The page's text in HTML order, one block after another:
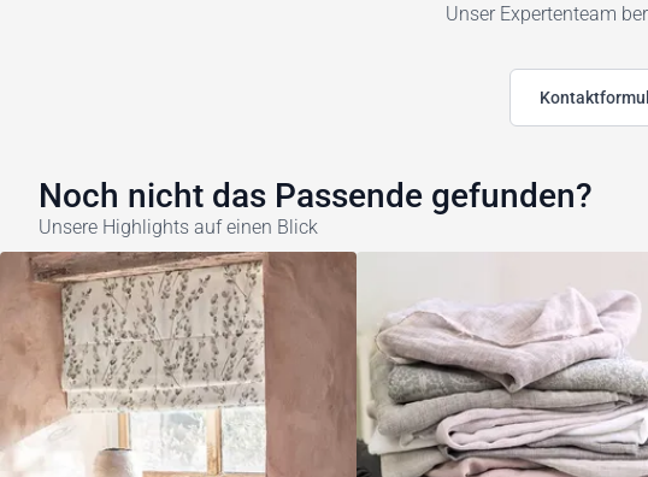
Unser Expertenteam
Noch nicht das Passende gefunden?
Unsere Highlights auf einen Blick